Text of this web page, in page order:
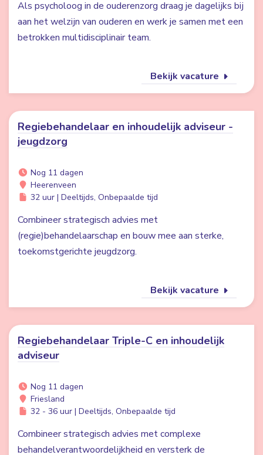
Als psycholoog in de ouderenzorg draag je dagelijks bij
aan het welzijn van ouderen en werk je samen met een
betrokken multidisciplinair team.
Bekijk vacature
Regiebehandelaar en inhoudelijk adviseur -
jeugdzorg
Nog 11 dagen
Heerenveen
32 uur | Deeltijds, Onbepaalde tijd
Combineer strategisch advies met
(regie)behandelaarschap en bouw mee aan sterke,
toekomstgerichte jeugdzorg.
Bekijk vacature
Regiebehandelaar Triple-C en inhoudelijk
adviseur
Nog 11 dagen
Friesland
32 - 36 uur | Deeltijds, Onbepaalde tijd
Combineer strategisch advies met complexe
behandelverantwoordelijkheid en versterk de